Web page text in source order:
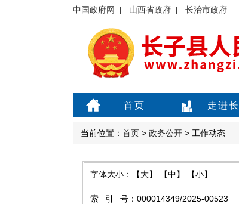
中国政府网 | 山西省政府 | 长治市政府
首页 走进
当前位置： 首页 > 政务公开 > 工作动态
字体大小： 【大】 【中】 【小】
索引号 ： 000014349/2025-00523